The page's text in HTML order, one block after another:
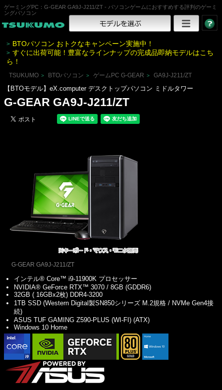
ゲーミングPC：G-GEAR GA9J-J211/ZT - パソコンゲームにおすすめする評判のゲーミ
ングパソコン
> BTOパソコン おトクなキャンペーン実施中！
> すぐに出荷可能！豊富なラインナップの完成品即納モデルはこち
ら！
TSUKUMO > BTOパソコン > ゲームPC G-GEAR > GA9J-J211/ZT
【BTOモデル】eX.computer デスクトップパソコン ミドルタワー
G-GEAR GA9J-J211/ZT
G-GEAR GA9J-J211/ZT
インテル® Core™ i9-11900K プロセッサー
NVIDIA® GeForce RTX™ 3070 / 8GB (GDDR6)
32GB ( 16GBx2枚) DDR4-3200
1TB SSD (Western Digital製SN850シリーズ M.2規格 / NVMe Gen4接
続)
ASUS TUF GAMING Z590-PLUS (WI-FI) (ATX)
Windows 10 Home